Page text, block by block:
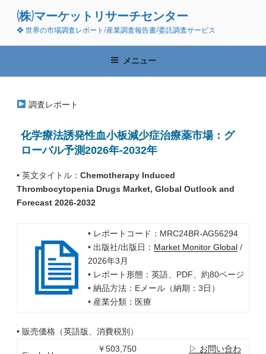
ン
(株)マーケットリサーチセンター
❖ 世界の市場調査レポート/産業調査報告書/委託調査サービス
メニュー
調査レポート
化学療法誘発性血小板減少症治療薬市場：グ
ローバル予測2026年-2032年
• 英文タイトル： Chemotherapy Induced
Thrombocytopenia Drugs Market, Global Outlook and
Forecast 2026-2032
• レポートコード：MRC24BR-AG56294
• 出版社/出版日： Market Monitor Global/
2026年3月
• レポート形態：英語、PDF、約80ページ
• 納品方法：Eメール（納期：3日）
• 産業分類：医療
• 販売価格（英語版、消費税別）
￥503,750
▷ お問い合わ